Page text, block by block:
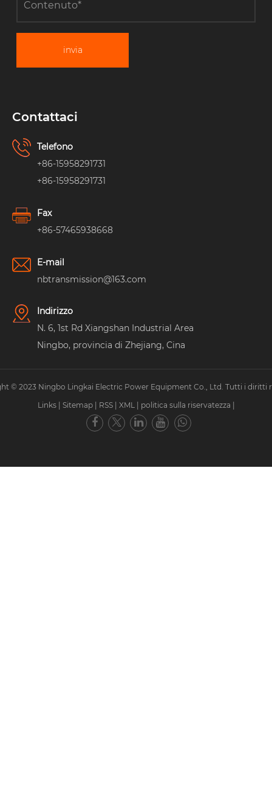
invia
Contattaci
Telefono
+86-15958291731
+86-15958291731
Fax
+86-57465938668
E-mail
nbtransmission@163.com
Indirizzo
N. 6, 1st Rd Xiangshan Industrial Area
Ningbo, provincia di Zhejiang, Cina
© 2023 Ningbo Lingkai Electric Power Equipment Co., Ltd. Tutti i diritti
Links | Sitemap | RSS | XML | politica sulla riservatezza |